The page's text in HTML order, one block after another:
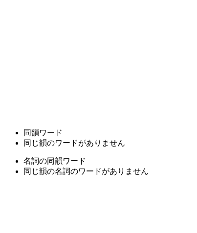
同韻ワード
同じ韻のワードがありません
名詞の同韻ワード
同じ韻の名詞のワードがありません